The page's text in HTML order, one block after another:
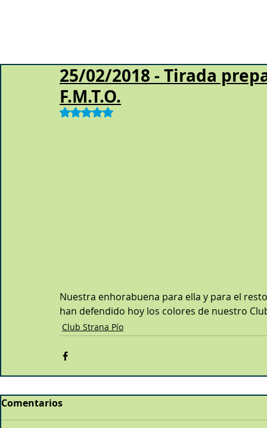
25/02/2018 - Tirada
F.M.T.O.
Obtuvo NaN de 5 estrellas.
Nuestra enhorabuena para ella y para el
han defendido hoy los colores de nuestro
Club Strana Pío
Comentarios